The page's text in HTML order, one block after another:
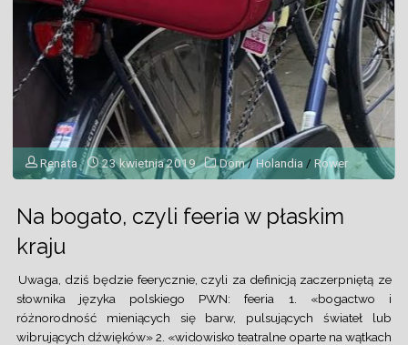
Renata 23 kwietnia 2019 Dom/Holandia / Rower
Na bogato, czyli feeria w płaskim
kraju
Uwaga, dziś będzie feerycznie, czyli za definicją zaczerpniętą ze
słownika języka polskiego PWN: feeria 1. «bogactwo i
różnorodność mieniących się barw, pulsujących świateł lub
wibrujących dźwięków» 2. «widowisko teatralne oparte na wątkach